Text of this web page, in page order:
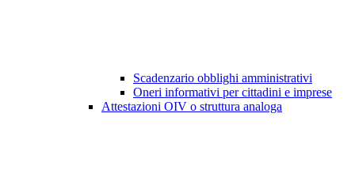
Scadenzario obblighi amministrativi
Oneri informativi per cittadini e imprese
Attestazioni OIV o struttura analoga